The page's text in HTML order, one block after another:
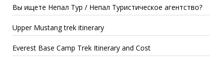
Вы ищете Непал Тур / Непал Туристическое агентство?
Upper Mustang trek itinerary
Everest Base Camp Trek Itinerary and Cost